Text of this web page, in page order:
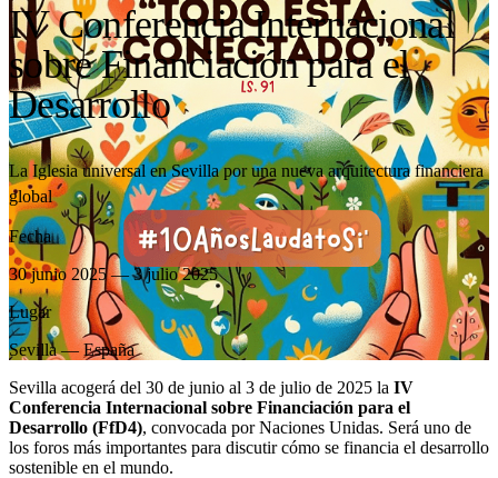
IV Conferencia Internacional
sobre Financiación para el
Desarrollo
La Iglesia universal en Sevilla por una nueva arquitectura financiera
global
Fecha
30 junio 2025 — 3 julio 2025
Lugar
Sevilla — España
Sevilla acogerá del 30 de junio al 3 de julio de 2025 la IV
Conferencia Internacional sobre Financiación para el
Desarrollo (FfD4), convocada por Naciones Unidas. Será uno de
los foros más importantes para discutir cómo se financia el desarrollo
sostenible en el mundo.